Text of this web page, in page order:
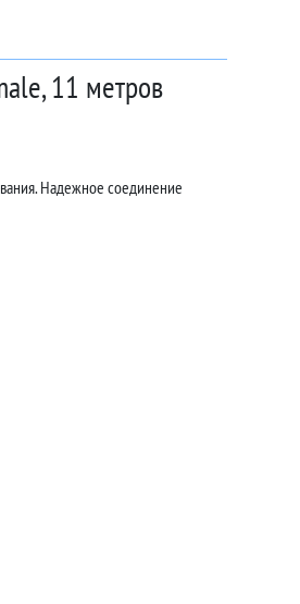
11 метров
Надежное соединение